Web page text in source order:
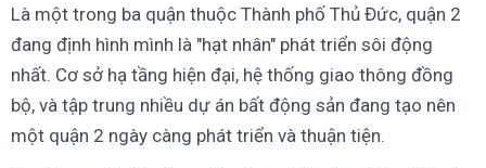
Là một trong ba quận thuộc Thành phố Thủ Đức, quận 2
đang định hình mình là "hạt nhân" phát triển sôi động
nhất. Cơ sở hạ tầng hiện đại, hệ thống giao thông đồng
bộ, và tập trung nhiều dự án bất động sản đang tạo nên
một quận 2 ngày càng phát triển và thuận tiện.